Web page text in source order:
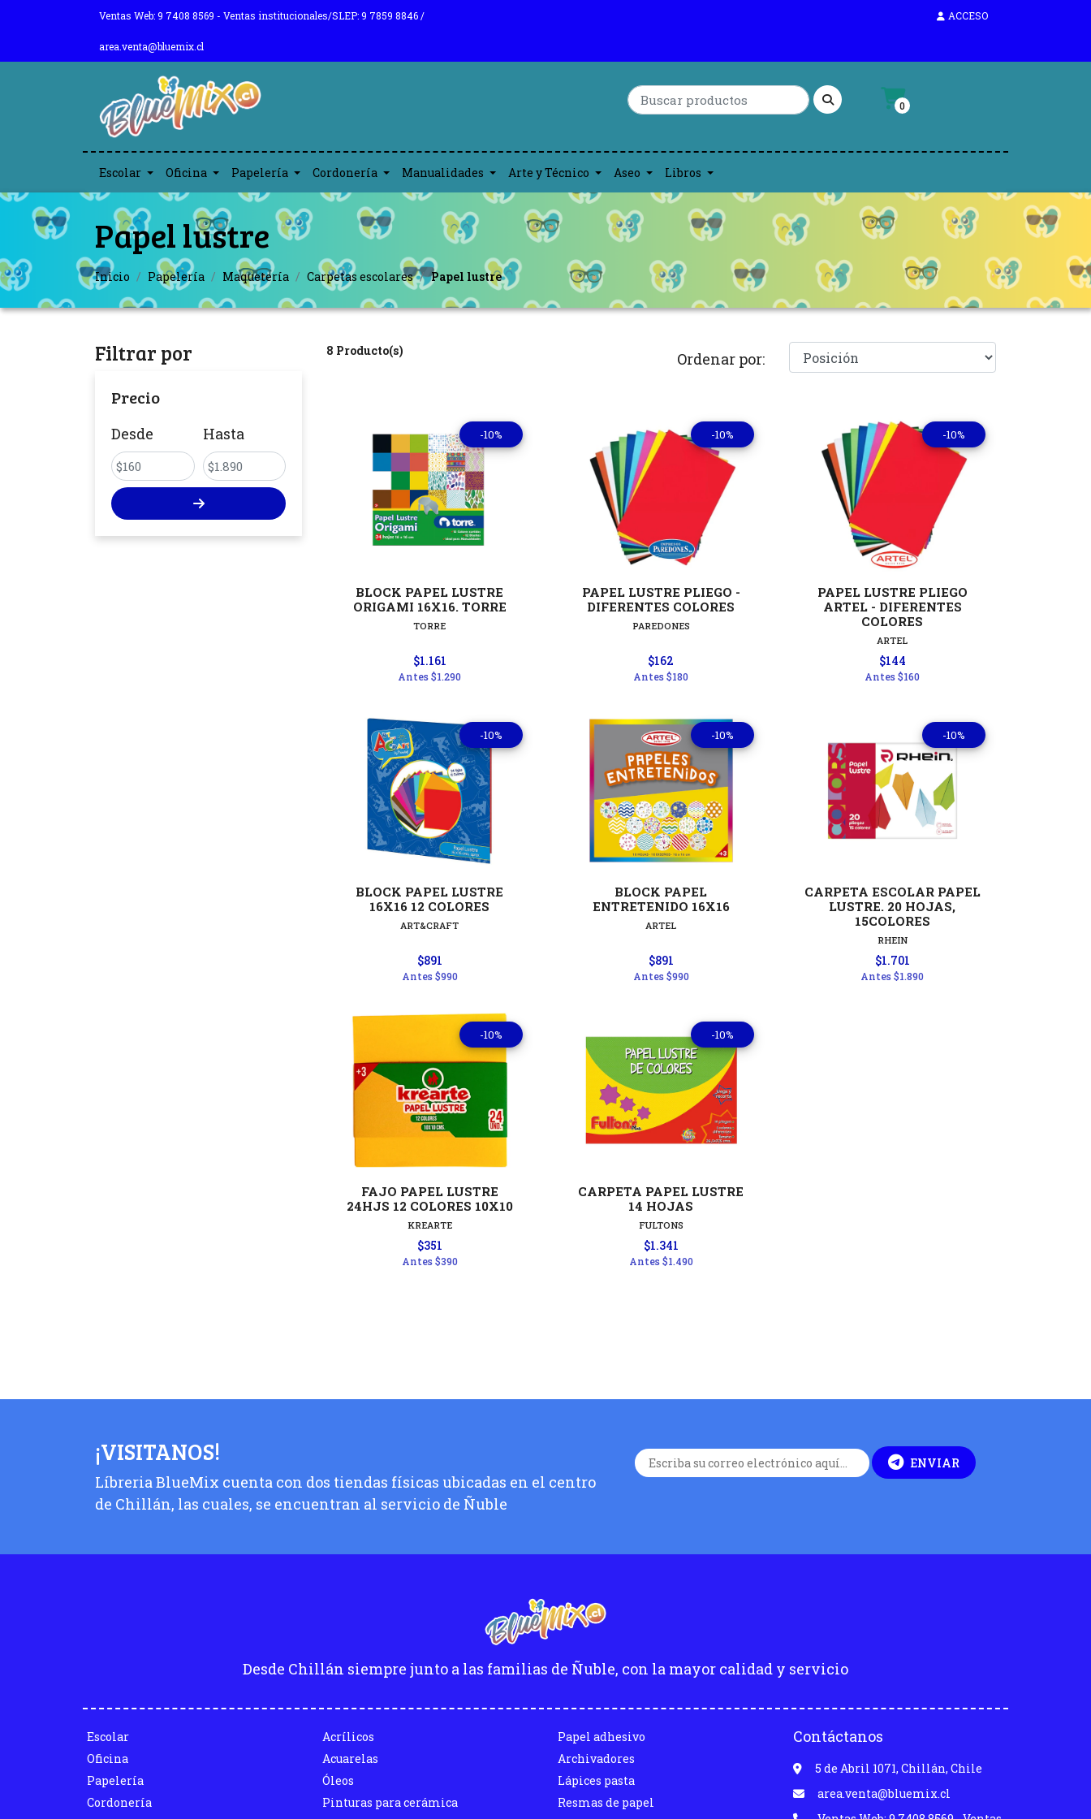
Ventas Web: 9 7408 8569 - Ventas institucionales/SLEP: 9 7859 8846 /
area.venta@bluemix.cl
ACCESO
0
Escolar Oficina Papelería Cordonería Manualidades Arte y Técnico Aseo Libros
Papel lustre
Inicio Papelería Maquetería Carpetas escolares Papel lustre
Filtrar por
Precio
Desde Hasta
8 Producto(s) Ordenar por:
-10%
BLOCK PAPEL LUSTRE
ORIGAMI 16X16. TORRE
TORRE
Ver detalles
$1.161
Antes$1.290
-10%
PAPEL LUSTRE PLIEGO -
DIFERENTES COLORES
PAREDONES
Ver detalles
$162
Antes$180
-10%
PAPEL LUSTRE PLIEGO
ARTEL - DIFERENTES
COLORES
ARTEL
Ver detalles
$144
Antes$160
-10%
BLOCK PAPEL LUSTRE
16X16 12 COLORES
ART&CRAFT
Ver detalles
$891
Antes$990
-10%
BLOCK PAPEL
ENTRETENIDO 16X16
ARTEL
Ver detalles
$891
Antes$990
-10%
CARPETA ESCOLAR PAPEL
LUSTRE. 20 HOJAS,
15COLORES
RHEIN
Ver detalles
$1.701
Antes$1.890
-10%
FAJO PAPEL LUSTRE
24HJS 12 COLORES 10X10
KREARTE
Ver detalles
$351
Antes$390
-10%
CARPETA PAPEL LUSTRE
14 HOJAS
FULTONS
Ver detalles
$1.341
Antes$1.490
¡VISITANOS!
Líbreria BlueMix cuenta con dos tiendas físicas ubicadas en el centro
de Chillán, las cuales, se encuentran al servicio de Ñuble
ENVIAR
Desde Chillán siempre junto a las familias de Ñuble, con la mayor calidad y servicio
Escolar
Oficina
Papelería
Cordonería
Acrílicos
Acuarelas
Óleos
Pinturas para cerámica
Papel adhesivo
Archivadores
Lápices pasta
Resmas de papel
Contáctanos
5 de Abril 1071, Chillán, Chile
area.venta@bluemix.cl